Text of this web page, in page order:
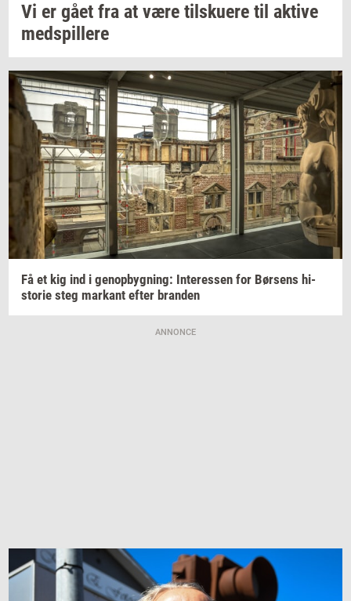
Vi er gået fra at være til­sku­e­re til ak­ti­ve
med­spil­le­re
Få et kig ind i genop­byg­ning: In­ter­es­sen for Bør­sens hi­
sto­rie steg mar­kant efter bran­den
ANNONCE